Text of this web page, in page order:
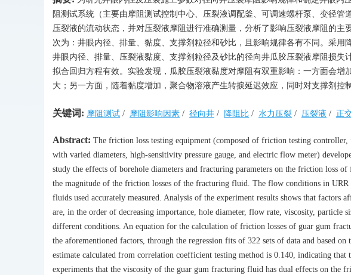
阻测试系统（主要由摩阻测试控制中心、压裂液调配釜、可调速螺杆泵、变径
压裂液的流动状态，并对压裂液摩阻进行准确测量，分析了影响压裂液摩阻的
次为：井眼内径、排量、黏度、支撑剂粒径和砂比，且影响规律各有不同。采
井眼内径、排量、压裂液黏度、支撑剂粒径及砂比的径向井瓜胶压裂液摩阻损失
拟合回归方程有效。实验发现，瓜胶压裂液黏度对摩阻有双重影响：一方面会
大；另一方面，随着黏度增加，聚合物溶液产生转捩延迟效应，同时对支撑剂控
关键词: 摩阻测试 / 摩阻影响因素 / 径向井 / 降阻比 / 水力压裂 / 压裂液 / 正
Abstract: The friction loss testing equipment (composed of friction testing
with varied diameters, high-sensitivity pressure gauge, and electric flow meter)
study the effects of borehole diameters and fracturing parameters on the friction loss
the magnitude of the friction losses of the fracturing fluid. The flow conditions in
fluids used accurately measured. Analysis of the experiment results shows that
are, in the order of decreasing importance, hole diameter, flow rate, viscosity, particle
different conditions. An equation for the calculation of friction losses of guar gum
the aforementioned factors, through the regression fits of 322 sets of data and based
estimate calculated from correlation coefficient testing method is 0.140, indicating
experiments that the viscosity of the guar gum fracturing fluid has dual effects on the